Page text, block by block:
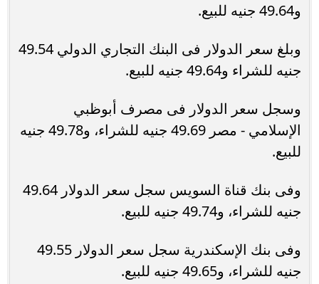
و49.64 جنيه للبيع.
وبلغ سعر الدولار فى البنك التجاري الدولي 49.54
جنيه للشراء و49.64 جنيه للبيع.
وسجل سعر الدولار فى مصرف أبوظبي
الإسلامي - مصر 49.69 جنيه للشراء، و49.78 جنيه
للبيع.
وفى بنك قناة السويس سجل سعر الدولار 49.64
جنيه للشراء، و49.74 جنيه للبيع.
وفى بنك الإسكندرية سجل سعر الدولار 49.55
جنيه للشراء، و49.65 جنيه للبيع.